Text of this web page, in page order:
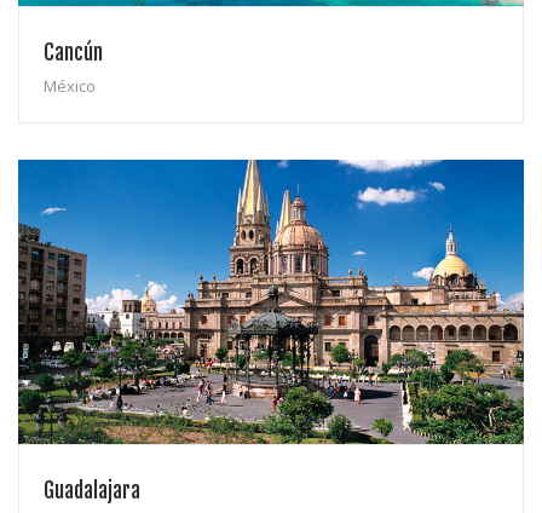
Cancún
México
Guadalajara